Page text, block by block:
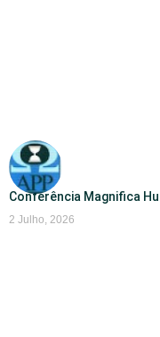
Conferência Magnifica
2 Julho, 2026